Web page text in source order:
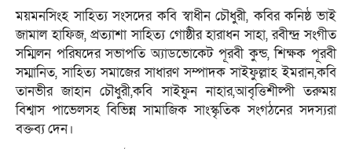
ময়মনসিংহ সাহিত্য সংসদের কবি স্বাধীন চৌধুরী, কবির কনিষ্ঠ ভাই
জামাল হাফিজ, প্রত্যাশা সাহিত্য গোষ্ঠীর হারাধন সাহা, রবীন্দ্র সংগীত
সম্মিলন পরিষদের সভাপতি অ্যাডভোকেট পূরবী কুন্ড, শিক্ষক পূরবী
সম্মানিত, সাহিত্য সমাজের সাধারণ সম্পাদক সাইফুল্লাহ ইমরান,কবি
তানভীর জাহান চৌধুরী,কবি সাইফুন নাহার,আবৃত্তিশীল্পী তরুময়
বিশ্বাস পাভেলসহ বিভিন্ন সামাজিক সাংস্কৃতিক সংগঠনের সদস্যরা
বক্তব্য দেন।